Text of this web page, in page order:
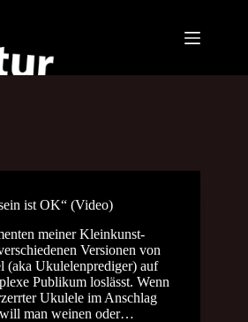
ist OK“ (Video)
meiner Kleinkunst-
Versionen von
(aka Ukulelenprediger) auf
Publikum loslässt. Wenn
Ukulele im Anschlag
man weinen oder…